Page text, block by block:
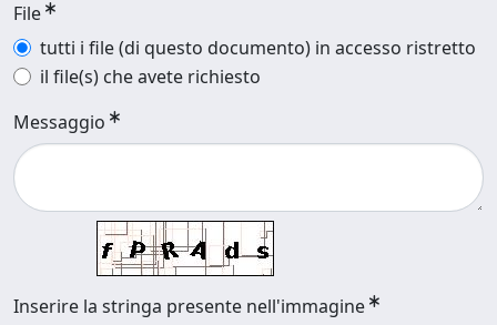
File
tutti i file (di questo documento) in accesso ristretto
il file(s) che avete richiesto
Messaggio
Inserire la stringa presente nell'immagine